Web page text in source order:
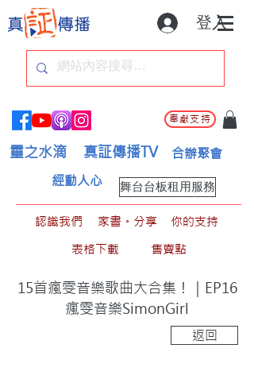
登入
奉獻支持
靈之水滴 真証傳播TV 合辦聚會
舞台台板租用服務
經動人心
認識我們 家書。分享
你的支持
表格下載
售賣點
15首瘋雯音樂歌曲大合集！｜EP16
瘋雯音樂SimonGirl
返回